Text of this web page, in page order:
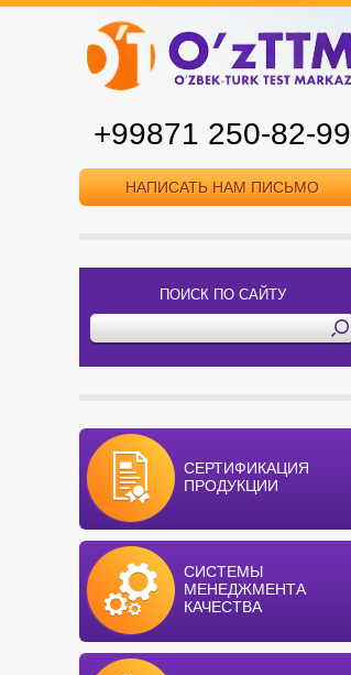
+99871 250-82-99
НАПИСАТЬ НАМ ПИСЬМО
ПОИСК ПО САЙТУ
СЕРТИФИКАЦИЯ
ПРОДУКЦИИ
СИСТЕМЫ
МЕНЕДЖМЕНТА
КАЧЕСТВА